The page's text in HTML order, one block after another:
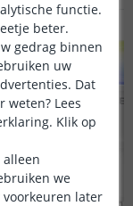
VOORDEELSET
functie.
beter.
gedrag binnen
uw
Dat
weten? Lees
Klik op
alleen
we
later